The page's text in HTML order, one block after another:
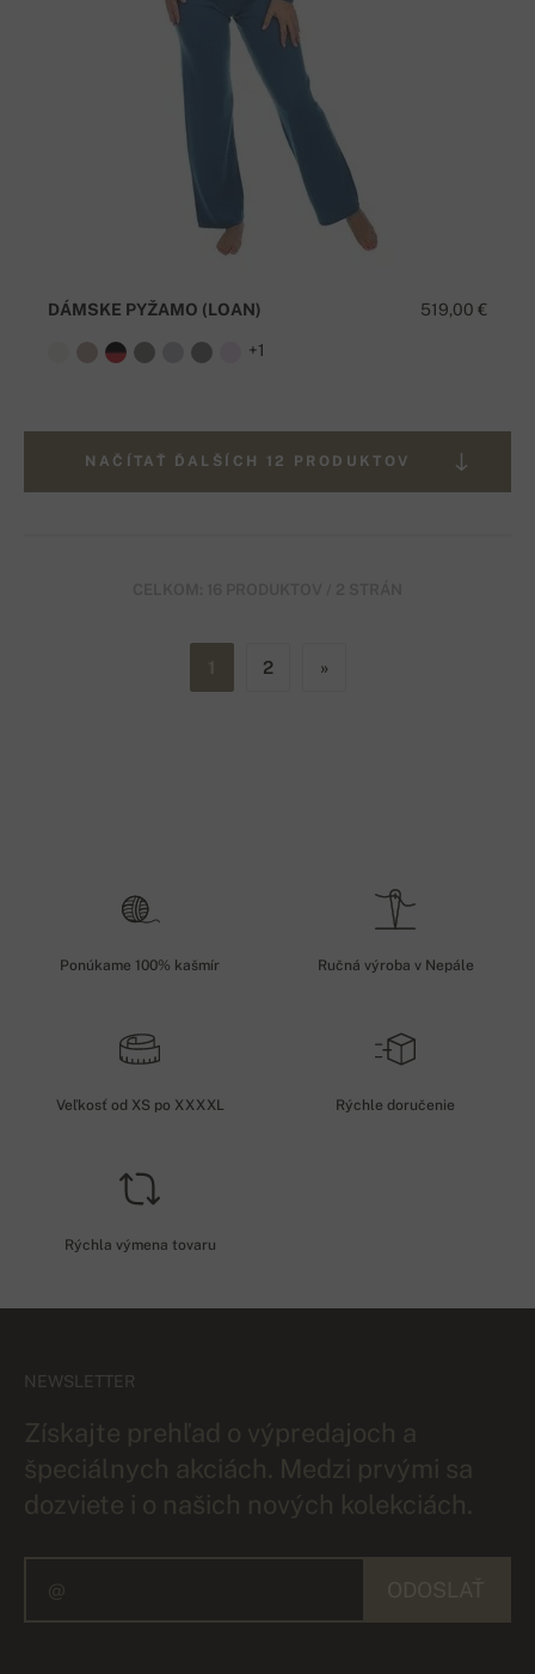
519,00 €
DÁMSKE PYŽAMO (LOAN)
+1
NAČÍTAŤ ĎALŠÍCH 12 PRODUKTOV
2 »
Ponúkame 100% kašmír Ručná výroba v Nepále
Veľkosť od XS po XXXXL Rýchle doručenie
Rýchla výmena tovaru
NEWSLETTER
Získajte prehľad o výpredajoch a
špeciálnych akciách. Medzi prvými sa
dozviete i o našich nových kolekciách.